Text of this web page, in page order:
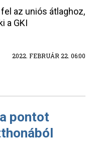
az uniós átlaghoz,
a GKI
2022. FEBRUÁR 22. 06:00
pontot